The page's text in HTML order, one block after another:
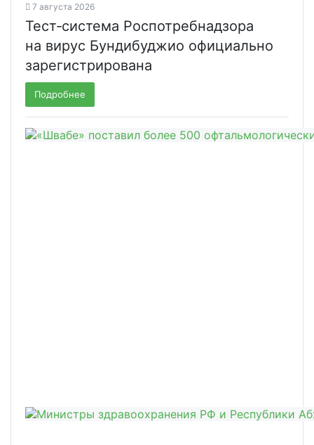
7 августа 2026
Тест‑система Роспотребнадзора
на вирус Бундибуджио официально
зарегистрирована
Подробнее